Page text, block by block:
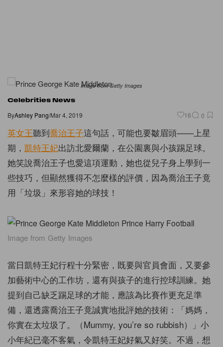
Image from Getty Images
Celebrities News
ByAshley Pang/Mar 4, 2019 16 0
英女王聽到喬治王子這句話，可能也要皺眉頭——上星
期， 凱特王妃出訪北愛爾蘭，在公園裏與小孩踢足球。
她笑說喬治王子也愛這項運動，她也從兒子身上學到一
些技巧，但顯然獲得不怎麼樣的評價，因為喬治王子竟
用「垃圾」來形容她的球技！
Image from Getty Images
當日凱特王妃行程十分緊密，既要與官員會面，又要參
加藝術中心的工作坊，還有與孩子的進行控球訓練。她
提到自己缺乏踢足球的才能，應該為比賽作更充足準
備，還透露喬治王子竟誠實地批評她的技術：「媽媽，
你實在太垃圾了。（Mummy, you’re so rubbish）」小
小年紀已毫不客氣，令凱特王妃好氣又好笑。不過，想